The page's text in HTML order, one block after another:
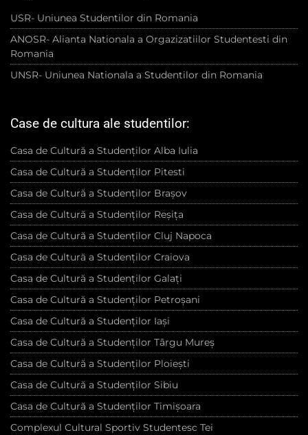
USR- Uniunea Studentilor din Romania
ANOSR- Alianta Nationala a Orgazizatiilor Studentesti din
Romania
UNSR- Uniunea Nationala a Studentilor din Romania
Case de cultura ale studentilor:
Casa de Cultură a Studenților Alba Iulia
Casa de Cultură a Studenților Pitesti
Casa de Cultură a Studenților Brașov
Casa de Cultură a Studenților Reșița
Casa de Cultură a Studenților Cluj Napoca
Casa de Cultură a Studenților Craiova
Casa de Cultură a Studenților Galați
Casa de Cultură a Studenților Petroșani
Casa de Cultură a Studenților Iași
Casa de Cultură a Studenților Târgu Mureș
Casa de Cultură a Studenților Ploiești
Casa de Cultură a Studenților Sibiu
Casa de Cultură a Studenților Timișoara
Complexul Cultural Sportiv Studentesc Tei